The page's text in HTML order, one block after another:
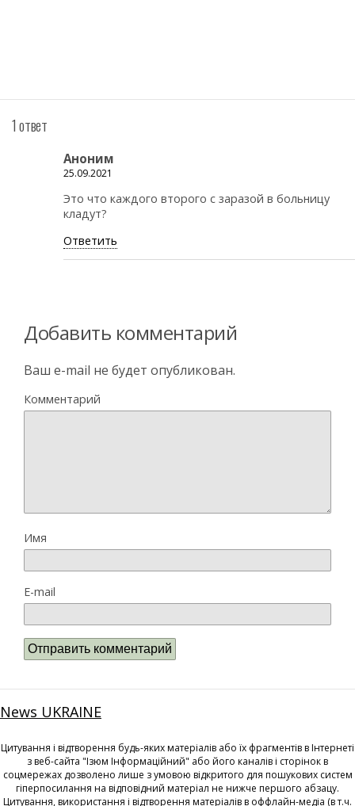
1 ответ
Аноним
25.09.2021
Это что каждого второго с заразой в больницу
кладут?
Ответить
Добавить комментарий
Ваш e-mail не будет опубликован.
Комментарий
Имя
E-mail
News UKRAINE
Цитування і відтворення будь-яких матеріалів або їх фрагментів в Інтернеті
з веб-сайта "Ізюм Інформаційний" або його каналів і сторінок в
соцмережах дозволено лише з умовою відкритого для пошукових систем
гіперпосилання на відповідний матеріал не нижче першого абзацу.
Цитування, використання і відтворення матеріалів в оффлайн-медіа (в т.ч.